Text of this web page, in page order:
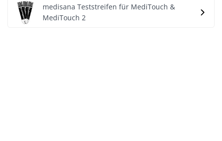
medisana Teststreifen für MediTouch &
MediTouch 2